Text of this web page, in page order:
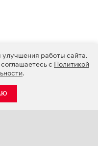
улучшения работы сайта.
с Политикой
.